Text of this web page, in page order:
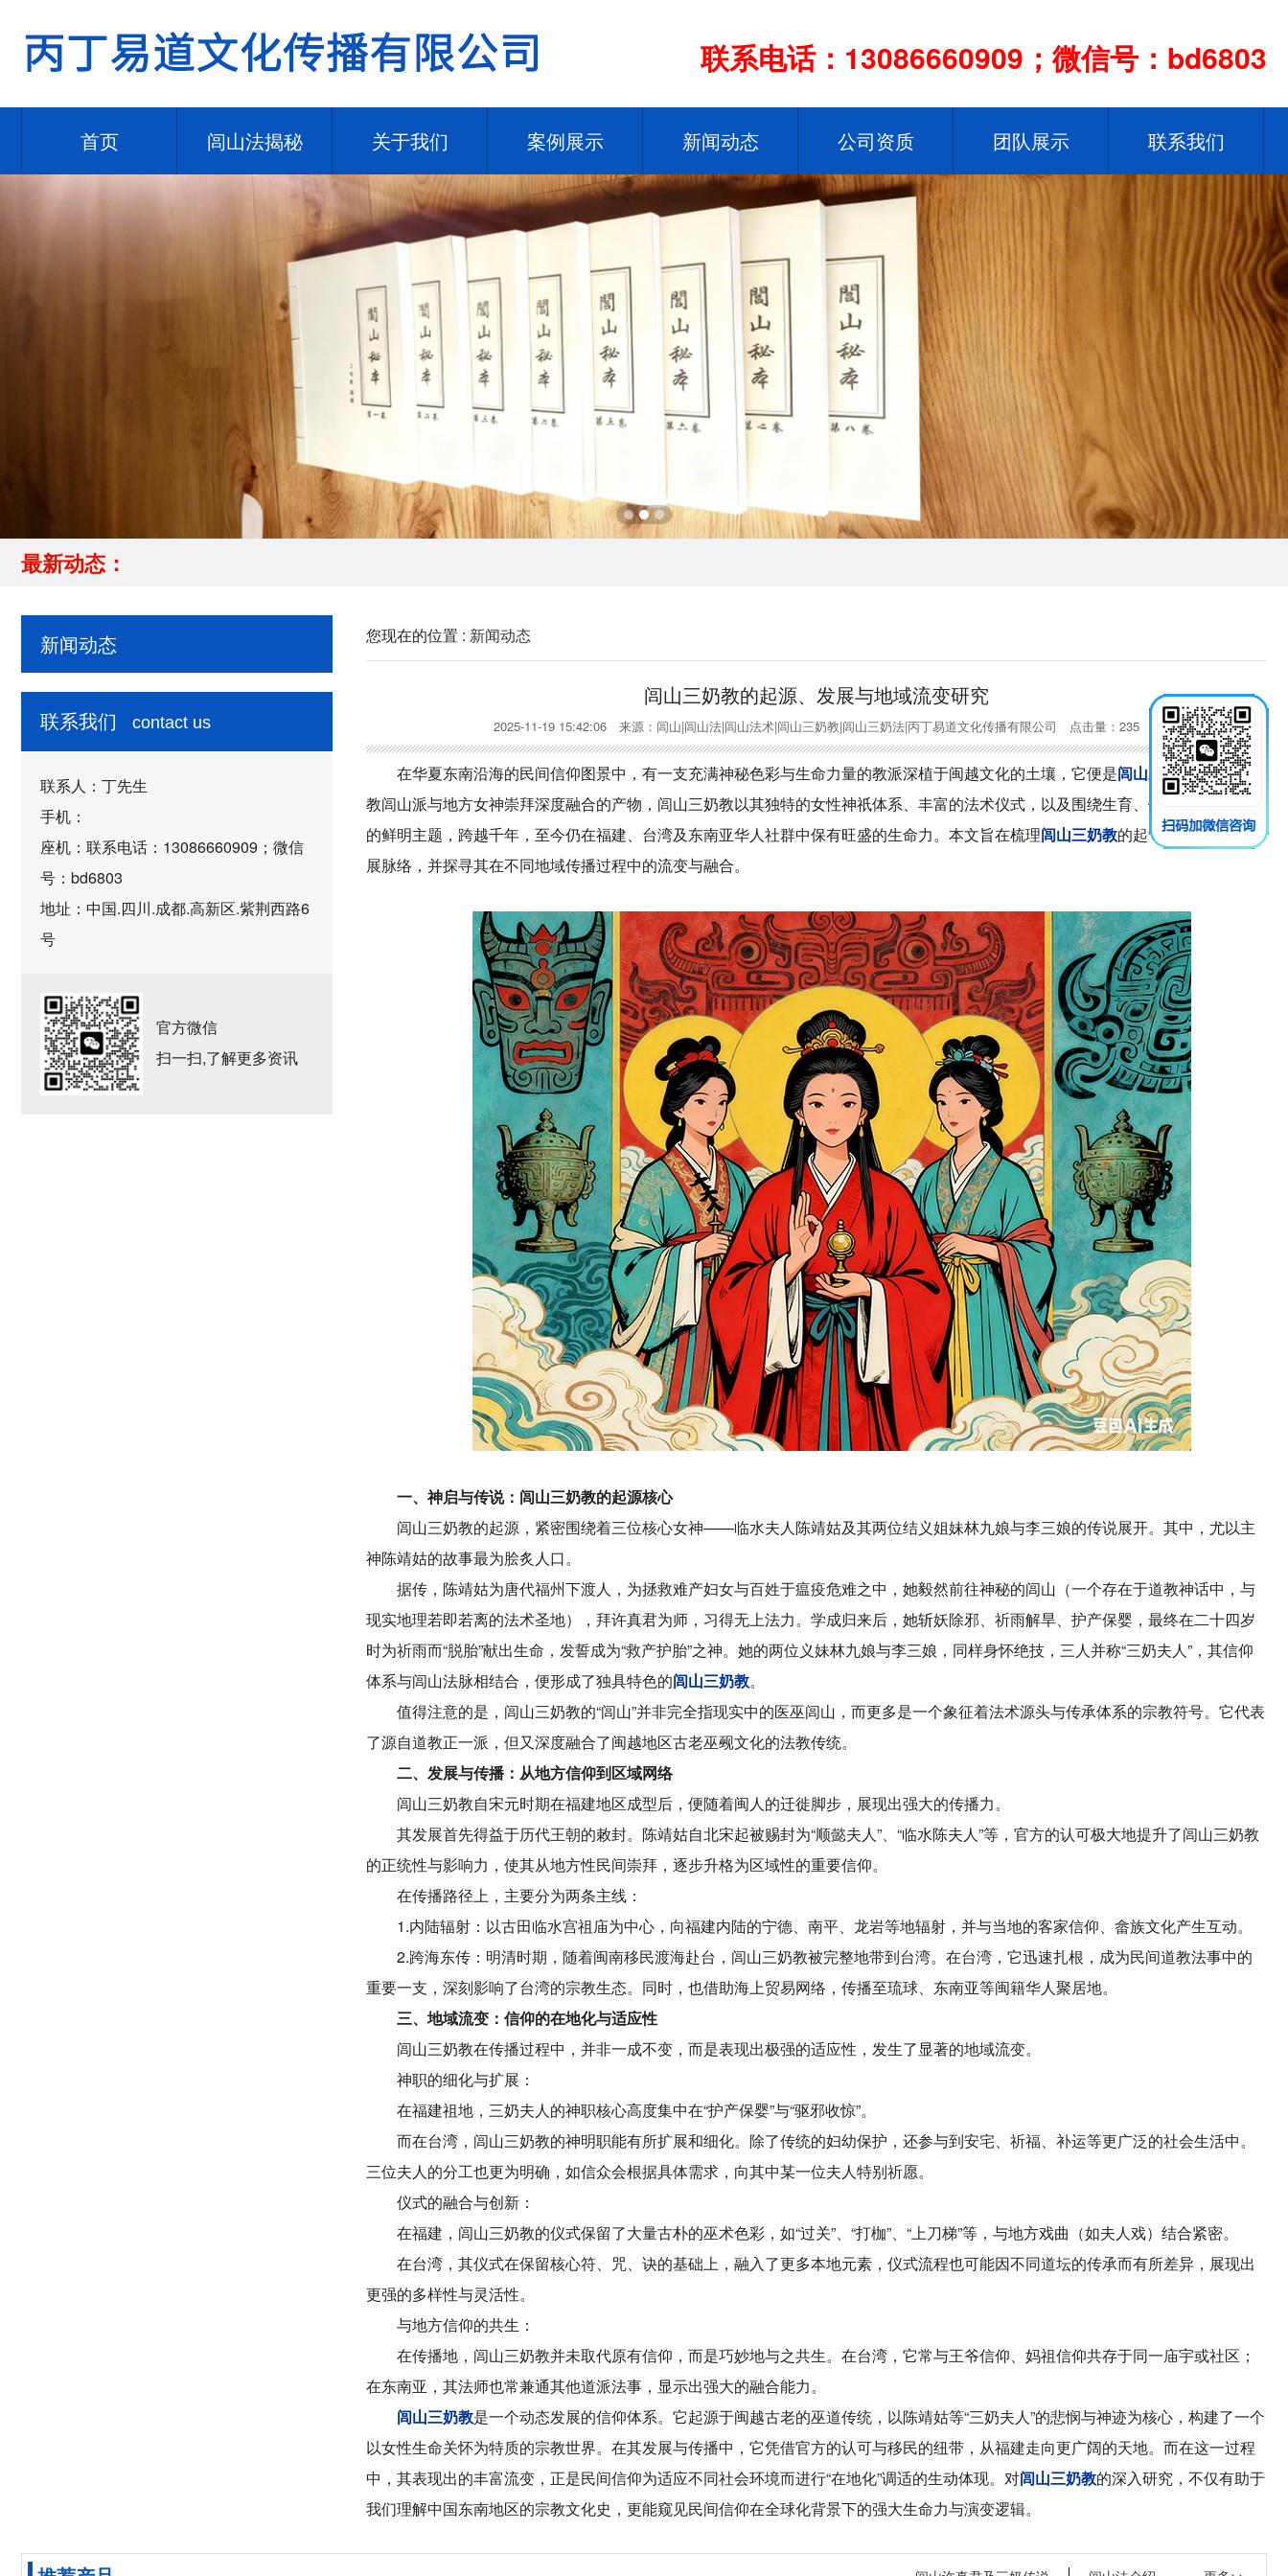
联系电话：13086660909；微信号：bd6803
首页 闾山法揭秘 关于我们 案例展示 新闻动态 公司资质 团队展示 联系我们
最新动态：
新闻动态
联系我们 contact us
联系人：丁先生
手机：
座机：联系电话：13086660909；微信
号：bd6803
地址：中国.四川.成都.高新区.紫荆西路6
号
官方微信
扫一扫,了解更多资讯
您现在的位置 : 新闻动态
闾山三奶教的起源、发展与地域流变研究
2025-11-19 15:42:06 来源：闾山|闾山法|闾山法术|闾山三奶教|闾山三奶法|丙丁易道文化传播有限公司 点击量：235
在华夏东南沿海的民间信仰图景中，有一支充满神秘色彩与生命力量的教派深植于闽越文化的土壤，它便是闾山三奶教。作为道
教闾山派与地方女神崇拜深度融合的产物，闾山三奶教以其独特的女性神祇体系、丰富的法术仪式，以及围绕生育、健康与儿童保护
的鲜明主题，跨越千年，至今仍在福建、台湾及东南亚华人社群中保有旺盛的生命力。本文旨在梳理闾山三奶教的起源传说、历史发
展脉络，并探寻其在不同地域传播过程中的流变与融合。
一、神启与传说：闾山三奶教的起源核心
闾山三奶教的起源，紧密围绕着三位核心女神——临水夫人陈靖姑及其两位结义姐妹林九娘与李三娘的传说展开。其中，尤以主
神陈靖姑的故事最为脍炙人口。
据传，陈靖姑为唐代福州下渡人，为拯救难产妇女与百姓于瘟疫危难之中，她毅然前往神秘的闾山（一个存在于道教神话中，与
现实地理若即若离的法术圣地），拜许真君为师，习得无上法力。学成归来后，她斩妖除邪、祈雨解旱、护产保婴，最终在二十四岁
时为祈雨而“脱胎”献出生命，发誓成为“救产护胎”之神。她的两位义妹林九娘与李三娘，同样身怀绝技，三人并称“三奶夫人”，其信仰
体系与闾山法脉相结合，便形成了独具特色的闾山三奶教。
值得注意的是，闾山三奶教的“闾山”并非完全指现实中的医巫闾山，而更多是一个象征着法术源头与传承体系的宗教符号。它代表
了源自道教正一派，但又深度融合了闽越地区古老巫觋文化的法教传统。
二、发展与传播：从地方信仰到区域网络
闾山三奶教自宋元时期在福建地区成型后，便随着闽人的迁徙脚步，展现出强大的传播力。
其发展首先得益于历代王朝的敕封。陈靖姑自北宋起被赐封为“顺懿夫人”、“临水陈夫人”等，官方的认可极大地提升了闾山三奶教
的正统性与影响力，使其从地方性民间崇拜，逐步升格为区域性的重要信仰。
在传播路径上，主要分为两条主线：
1.内陆辐射：以古田临水宫祖庙为中心，向福建内陆的宁德、南平、龙岩等地辐射，并与当地的客家信仰、畲族文化产生互动。
2.跨海东传：明清时期，随着闽南移民渡海赴台，闾山三奶教被完整地带到台湾。在台湾，它迅速扎根，成为民间道教法事中的
重要一支，深刻影响了台湾的宗教生态。同时，也借助海上贸易网络，传播至琉球、东南亚等闽籍华人聚居地。
三、地域流变：信仰的在地化与适应性
闾山三奶教在传播过程中，并非一成不变，而是表现出极强的适应性，发生了显著的地域流变。
神职的细化与扩展：
在福建祖地，三奶夫人的神职核心高度集中在“护产保婴”与“驱邪收惊”。
而在台湾，闾山三奶教的神明职能有所扩展和细化。除了传统的妇幼保护，还参与到安宅、祈福、补运等更广泛的社会生活中。
三位夫人的分工也更为明确，如信众会根据具体需求，向其中某一位夫人特别祈愿。
仪式的融合与创新：
在福建，闾山三奶教的仪式保留了大量古朴的巫术色彩，如“过关”、“打枷”、“上刀梯”等，与地方戏曲（如夫人戏）结合紧密。
在台湾，其仪式在保留核心符、咒、诀的基础上，融入了更多本地元素，仪式流程也可能因不同道坛的传承而有所差异，展现出
更强的多样性与灵活性。
与地方信仰的共生：
在传播地，闾山三奶教并未取代原有信仰，而是巧妙地与之共生。在台湾，它常与王爷信仰、妈祖信仰共存于同一庙宇或社区；
在东南亚，其法师也常兼通其他道派法事，显示出强大的融合能力。
闾山三奶教是一个动态发展的信仰体系。它起源于闽越古老的巫道传统，以陈靖姑等“三奶夫人”的悲悯与神迹为核心，构建了一个
以女性生命关怀为特质的宗教世界。在其发展与传播中，它凭借官方的认可与移民的纽带，从福建走向更广阔的天地。而在这一过程
中，其表现出的丰富流变，正是民间信仰为适应不同社会环境而进行“在地化”调适的生动体现。对闾山三奶教的深入研究，不仅有助于
我们理解中国东南地区的宗教文化史，更能窥见民间信仰在全球化背景下的强大生命力与演变逻辑。